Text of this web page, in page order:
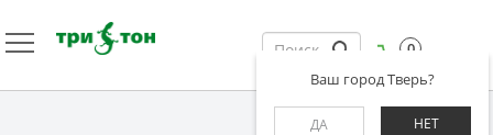
Ваш город Тверь?
ДА НЕТ
0